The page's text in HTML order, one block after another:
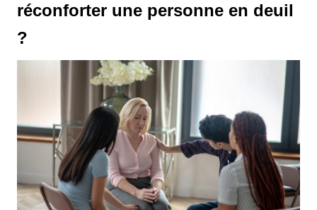
réconforter une personne en deuil
?